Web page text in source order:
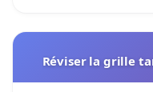
Réviser la grille